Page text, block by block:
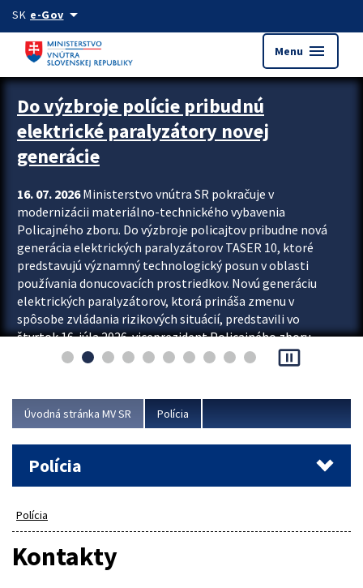
Preskocit na hlavný obsah
SK e-Govarrow_drop_down
Menu menu
Zastavit automatický posun upútavok
Do výzbroje polície pribudnú
elektrické paralyzátory novej
generácie
16. 07. 2026Ministerstvo vnútra SR pokračuje v
modernizácii materiálno-technického vybavenia
Policajného zboru. Do výzbroje policajtov pribudne nová
generácia elektrických paralyzátorov TASER 10, ktoré
predstavujú významný technologický posun v oblasti
používania donucovacích prostriedkov. Novú generáciu
elektrických paralyzátorov, ktorá prináša zmenu v
spôsobe zvládania rizikových situácií, predstavili vo
štvrtok 16. júla 2026 viceprezident Policajného zboru
Rastislav Polakovič a riaditeľ odboru výcviku...
pause_presentation
Úvodná stránka MV SR Polícia
Polícia
Polícia
Kontakty